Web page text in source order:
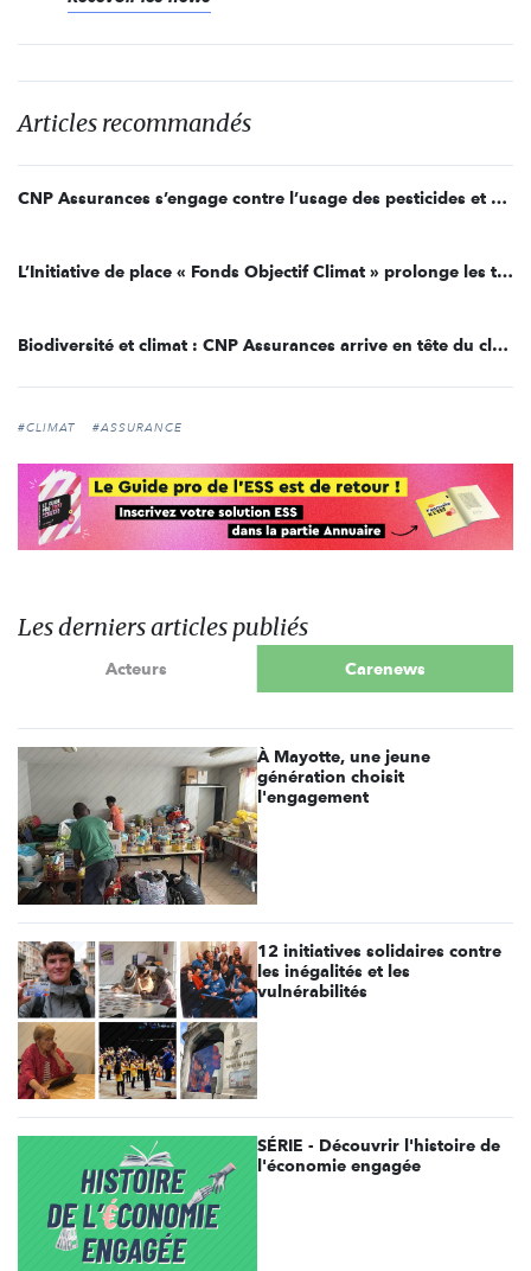
Articles recommandés
CNP Assurances s’engage contre l’usage des pesticides et pour lutter contre la déforestation
L’Initiative de place « Fonds Objectif Climat » prolonge les trois fonds d’investissements pour lutter contre le réchauffement climatique
Biodiversité et climat : CNP Assurances arrive en tête du classement de l'ONG ShareAction
#CLIMAT #ASSURANCE
Les derniers articles publiés
Acteurs Carenews
À Mayotte, une jeune
génération choisit
l'engagement
12 initiatives solidaires contre
les inégalités et les
vulnérabilités
SÉRIE - Découvrir l'histoire de
l'économie engagée